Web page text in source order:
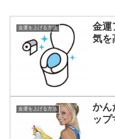
金運を上げる方法
金運
気を
金運を上げる方法
かん
ップ